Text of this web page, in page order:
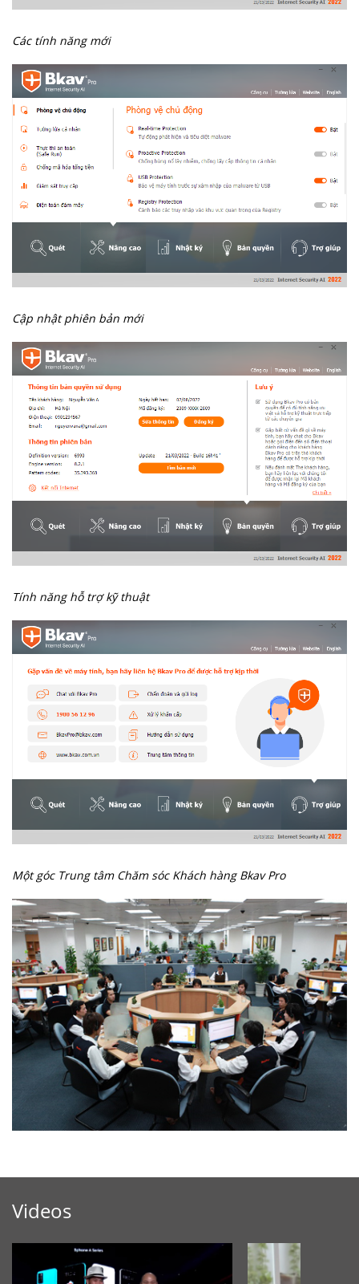
Các tính năng mới
Cập nhật phiên bản mới
Tính năng hỗ trợ kỹ thuật
Một góc Trung tâm Chăm sóc Khách hàng Bkav Pro
Videos